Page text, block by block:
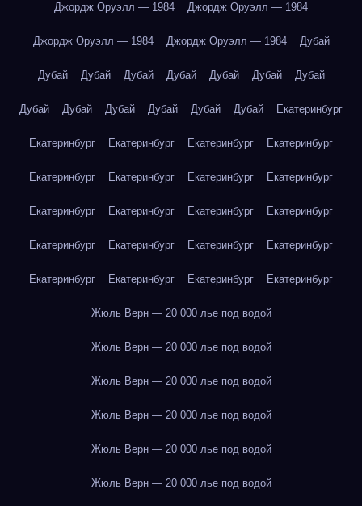
Джордж Оруэлл — 1984 Джордж Оруэлл — 1984
Джордж Оруэлл — 1984 Джордж Оруэлл — 1984 Дубай
Дубай Дубай Дубай Дубай Дубай Дубай Дубай
Дубай Дубай Дубай Дубай Дубай Дубай Екатеринбург
Екатеринбург Екатеринбург Екатеринбург Екатеринбург
Екатеринбург Екатеринбург Екатеринбург Екатеринбург
Екатеринбург Екатеринбург Екатеринбург Екатеринбург
Екатеринбург Екатеринбург Екатеринбург Екатеринбург
Екатеринбург Екатеринбург Екатеринбург Екатеринбург
Жюль Верн — 20 000 лье под водой
Жюль Верн — 20 000 лье под водой
Жюль Верн — 20 000 лье под водой
Жюль Верн — 20 000 лье под водой
Жюль Верн — 20 000 лье под водой
Жюль Верн — 20 000 лье под водой